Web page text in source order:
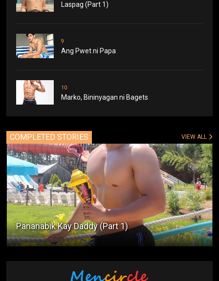
Laspag (Part 1)
9
Ang Pwet ni Papa
10
Marko, Bininyagan ni Bagets
COMPLETED STORIES VIEW ALL
Pananabik Kay Daddy (Part 1)